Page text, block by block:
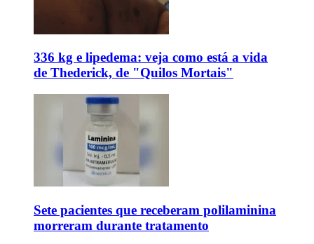
336 kg e lipedema: veja como está a vida
de Thederick, de "Quilos Mortais"
Sete pacientes que receberam polilaminina
morreram durante tratamento